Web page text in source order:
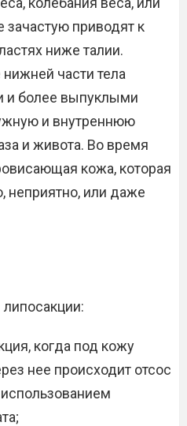
зачастую приводят к
ниже талии.
части тела
и более выпуклыми
и внутреннюю
и живота. Во время
кожа, которая
неприятно, или даже
когда под кожу
нее происходит отсос